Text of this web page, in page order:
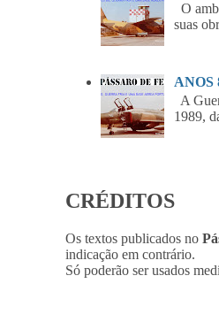
O
suas
ANOS
A
1989,
CRÉDITOS
Os textos publicados no
indicação em contrário.
Só poderão ser usados